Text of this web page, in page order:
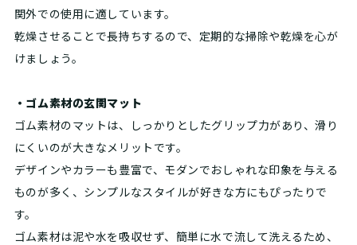
関外での使用に適しています。
乾燥させることで長持ちするので、定期的な掃除や乾燥を心が
けましょう。
・ゴム素材の玄関マット
ゴム素材のマットは、しっかりとしたグリップ力があり、滑り
にくいのが大きなメリットです。
デザインやカラーも豊富で、モダンでおしゃれな印象を与える
ものが多く、シンプルなスタイルが好きな方にもぴったりで
す。
ゴム素材は泥や水を吸収せず、簡単に水で流して洗えるため、